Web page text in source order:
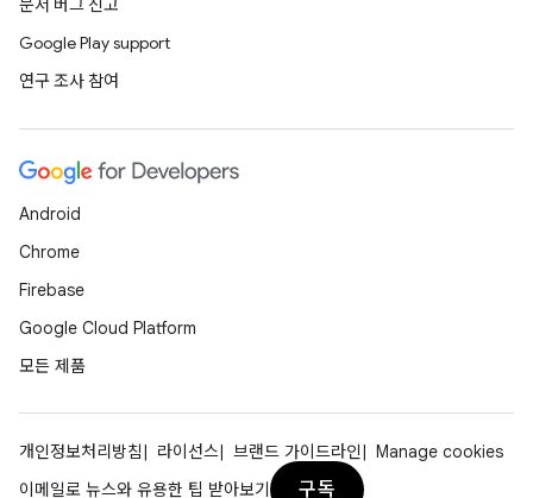
문서 버그 신고
Google Play support
연구 조사 참여
Android
Chrome
Firebase
Google Cloud Platform
모든 제품
개인정보처리방침 라이선스 브랜드 가이드라인
Manage cookies
이메일로 뉴스와 유용한 팁 받아보기
구독